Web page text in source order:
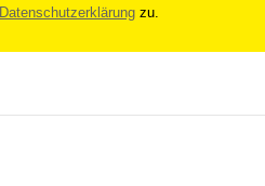
Datenschutzerklärung zu.